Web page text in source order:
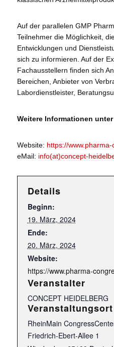
Auf der parallelen GMP
Teilnehmer die Möglichkeit,
Entwicklungen und
sich zu informieren. Auf der
Fachausstellern finden sich
Bereichen, Anbieter von
Labordienstleister,
Weitere Informationen unter
Website: https://
eMail: info(at)concept-
Details
Beginn:
19. März, 2024
Ende:
20. März, 2024
Website:
https://www.pharma-
Veranstaltungsort
RheinMain
Friedrich-Ebert-Allee 1
Veranstalter
CONCEPT HEIDELBERG